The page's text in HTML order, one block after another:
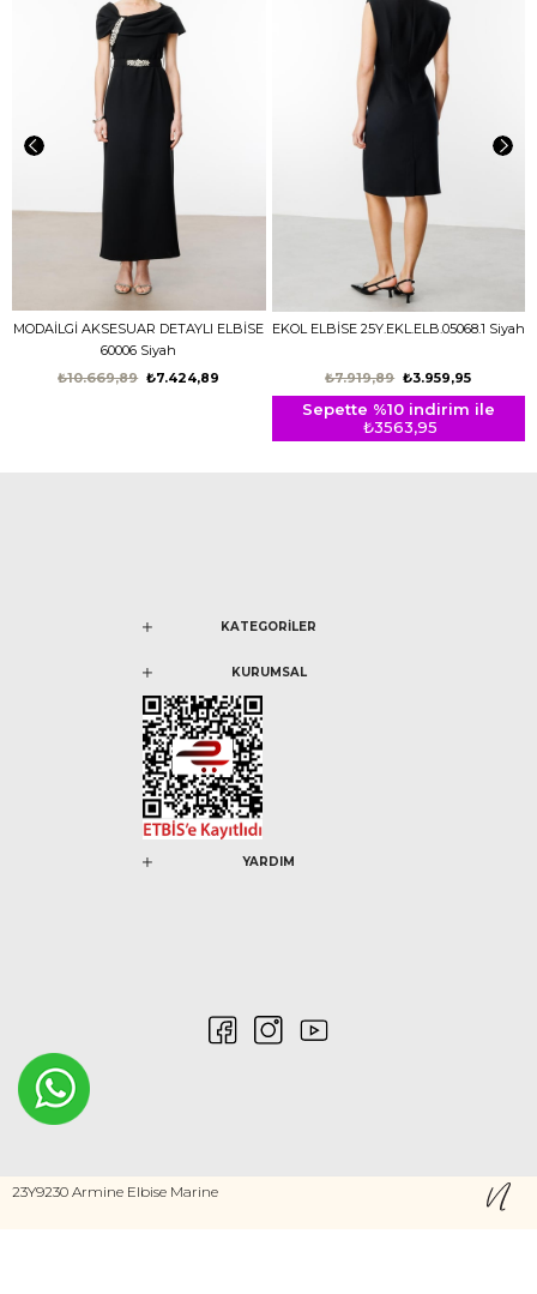
MODAİLGİ AKSESUAR DETAYLI ELBİSE
60006 Siyah
₺7.424,89
₺10.669,89
EKOL ELBİSE 25Y.EKL.ELB.05068.1 Siyah
₺3.959,95
₺7.919,89
Sepette %10 indirim ile
₺3563,95
KATEGORİLER
KURUMSAL
YARDIM
23Y9230 Armine Elbise Marine